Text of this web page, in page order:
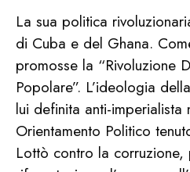
La sua politica
di Cuba e del Ghana.
promosse la “Rivoluzione
Popolare”. L’ideologia
lui definita anti-imperialista
Orientamento Politico
Lottò contro la corruzione,